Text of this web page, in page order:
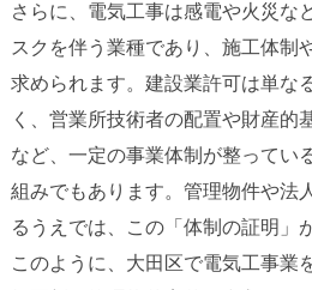
さらに、電気工事は感電や火災な
スクを伴う業種であり、施工体制
求められます。建設業許可は単な
く、営業所技術者の配置や財産的
など、一定の事業体制が整ってい
組みでもあります。管理物件や法
るうえでは、この「体制の証明」
このように、大田区で電気工事業